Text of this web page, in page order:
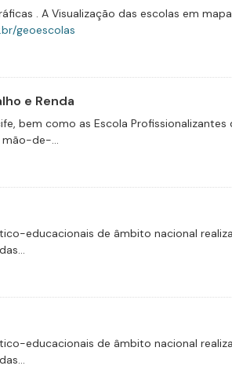
. A Visualização das escolas em
geoescolas
e Renda
bem como as Escola Profissionalizantes
mão-de-...
educacionais de âmbito nacional
educacionais de âmbito nacional